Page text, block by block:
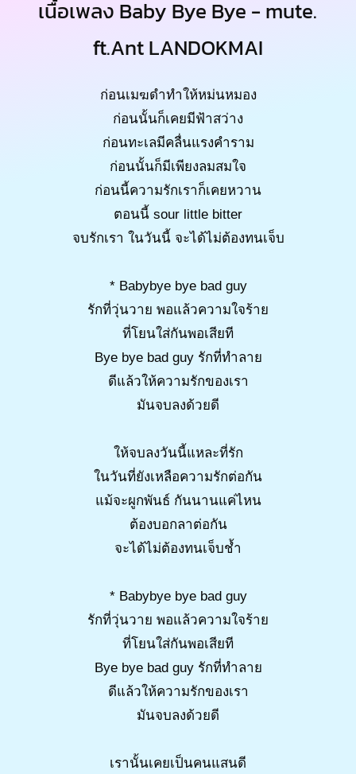
เนื้อเพลง Baby Bye Bye - mute.
ft.Ant LANDOKMAI
ก่อนเมฆดำทำให้หม่นหมอง
ก่อนนั้นก็เคยมีฟ้าสว่าง
ก่อนทะเลมีคลื่นแรงคำราม
ก่อนนั้นก็มีเพียงลมสมใจ
ก่อนนี้ความรักเราก็เคยหวาน
ตอนนี้ sour little bitter
จบรักเรา ในวันนี้ จะได้ไม่ต้องทนเจ็บ
* Babybye bye bad guy
รักที่วุ่นวาย พอแล้วความใจร้าย
ที่โยนใส่กันพอเสียที
Bye bye bad guy รักที่ทำลาย
ดีแล้วให้ความรักของเรา
มันจบลงด้วยดี
ให้จบลงวันนี้แหละที่รัก
ในวันที่ยังเหลือความรักต่อกัน
แม้จะผูกพันธ์ กันนานแค่ไหน
ต้องบอกลาต่อกัน
จะได้ไม่ต้องทนเจ็บช้ำ
* Babybye bye bad guy
รักที่วุ่นวาย พอแล้วความใจร้าย
ที่โยนใส่กันพอเสียที
Bye bye bad guy รักที่ทำลาย
ดีแล้วให้ความรักของเรา
มันจบลงด้วยดี
เรานั้นเคยเป็นคนแสนดี